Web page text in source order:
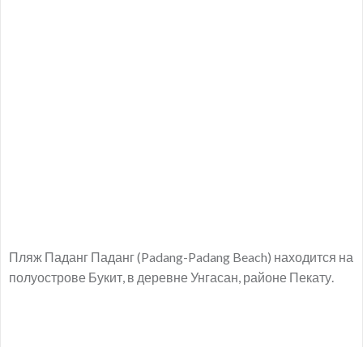
Пляж Паданг Паданг (Padang-Padang Beach) находится на
полуострове Букит, в деревне Унгасан, районе Пекату.